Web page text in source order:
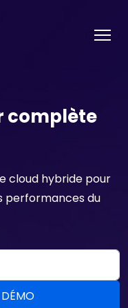
complète
cloud hybride pour
performances du